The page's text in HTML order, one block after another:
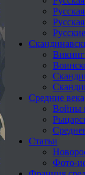
Средние века
Войны
Статьи
Фото-